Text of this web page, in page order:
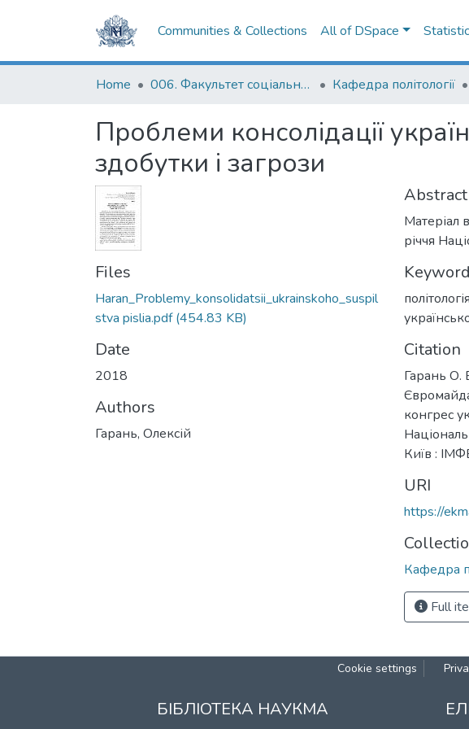
Communities & Collections All of DSpace
Home 006. Факультет соціальних наук і соціальних технологій Кафедра політології
Проблеми консолідації
здобутки і загрози
Files
Haran_Problemy_konsolidatsii_ukrainskoho_suspil
stva pislia.pdf(454.83 KB)
Date
2018
Authors
Гарань, Олексій
Abstract
Матеріал
річчя
політологія
Citation
Гарань О.
конгрес
Київ :
URI
https://
Кафедра
Full
Cookie settings
БІБЛІОТЕКА НАУКМА